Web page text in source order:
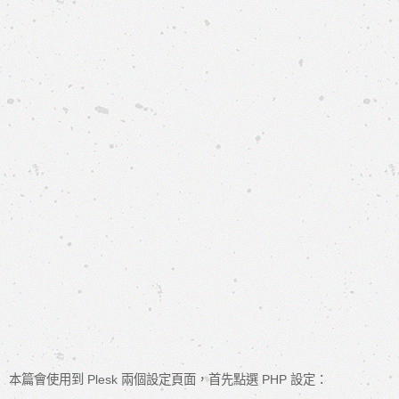
本篇會使用到 Plesk 兩個設定頁面，首先點選 PHP 設定：